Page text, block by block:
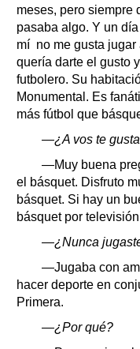
meses, pero siempre
pasaba algo. Y un
mí no me gusta jugar
quería darte el gusto
futbolero. Su
Monumental. Es
más fútbol que
—¿A vos te
—Muy buena
el básquet. Disfruto
básquet. Si hay un
básquet por
—¿Nunca
—Jugaba con
hacer deporte en
Primera.
—¿Por qué?